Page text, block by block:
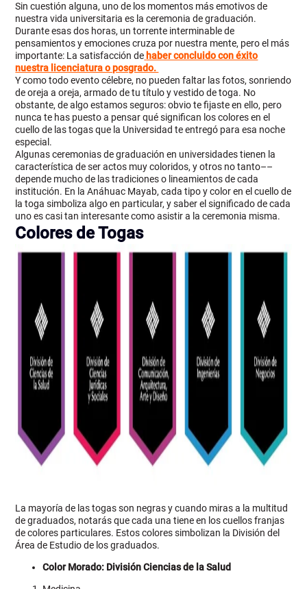
Sin cuestión alguna, uno de los momentos más emotivos de
nuestra vida universitaria es la ceremonia de graduación.
Durante esas dos horas, un torrente interminable de
pensamientos y emociones cruza por nuestra mente, pero el más
importante: La satisfacción de haber concluido con éxito
nuestra licenciatura o posgrado.
Y como todo evento célebre, no pueden faltar las fotos, sonriendo
de oreja a oreja, armado de tu título y vestido de toga. No
obstante, de algo estamos seguros: obvio te fijaste en ello, pero
nunca te has puesto a pensar qué significan los colores en el
cuello de las togas que la Universidad te entregó para esa noche
especial.
Algunas ceremonias de graduación en universidades tienen la
característica de ser actos muy coloridos, y otros no tanto––
depende mucho de las tradiciones o lineamientos de cada
institución. En la Anáhuac Mayab, cada tipo y color en el cuello de
la toga simboliza algo en particular, y saber el significado de cada
uno es casi tan interesante como asistir a la ceremonia misma.
Colores de Togas
La mayoría de las togas son negras y cuando miras a la multitud
de graduados, notarás que cada una tiene en los cuellos franjas
de colores particulares. Estos colores simbolizan la División del
Área de Estudio de los graduados.
Color Morado: División Ciencias de la Salud